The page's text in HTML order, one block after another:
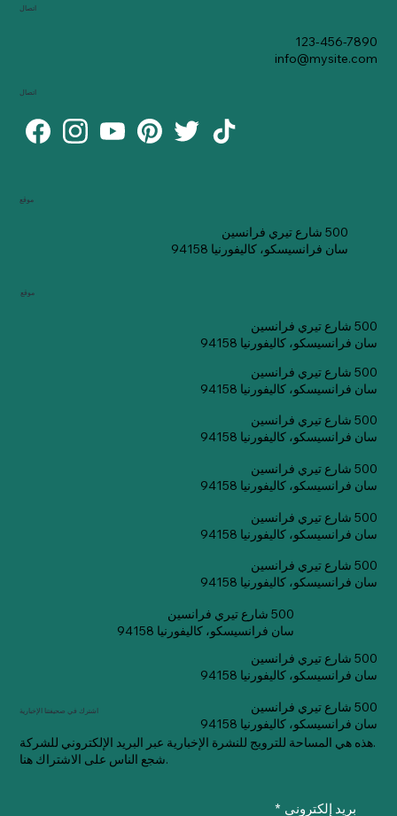
موقع
500 شارع تيري فرانسين
سان فرانسيسكو، كاليفورنيا 94158
موقع
500 شارع تيري فرانسين
سان فرانسيسكو، كاليفورنيا 94158
500 شارع تيري فرانسين
سان فرانسيسكو، كاليفورنيا 94158
500 شارع تيري فرانسين
سان فرانسيسكو، كاليفورنيا 94158
500 شارع تيري فرانسين
سان فرانسيسكو، كاليفورنيا 94158
500 شارع تيري فرانسين
سان فرانسيسكو، كاليفورنيا 94158
500 شارع تيري فرانسين
سان فرانسيسكو، كاليفورنيا 94158
500 شارع تيري فرانسين
سان فرانسيسكو، كاليفورنيا 94158
500 شارع تيري فرانسين
سان فرانسيسكو، كاليفورنيا 94158
500 شارع تيري فرانسين
سان فرانسيسكو، كاليفورنيا 94158
اتصال
123-456-7890
info@mysite.com
اتصال
اشترك في صحيفتنا الإخبارية
هذه هي المساحة للترويج للنشرة الإخبارية عبر البريد الإلكتروني للشركة.
شجع الناس على الاشتراك هنا.
بريد إلكتروني *